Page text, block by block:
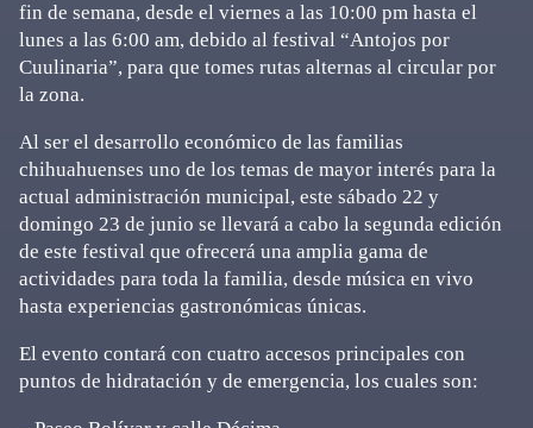
fin de semana, desde el viernes a las 10:00 pm hasta el
lunes a las 6:00 am, debido al festival “Antojos por
Cuulinaria”, para que tomes rutas alternas al circular por
la zona.
Al ser el desarrollo económico de las familias
chihuahuenses uno de los temas de mayor interés para la
actual administración municipal, este sábado 22 y
domingo 23 de junio se llevará a cabo la segunda edición
de este festival que ofrecerá una amplia gama de
actividades para toda la familia, desde música en vivo
hasta experiencias gastronómicas únicas.
El evento contará con cuatro accesos principales con
puntos de hidratación y de emergencia, los cuales son: